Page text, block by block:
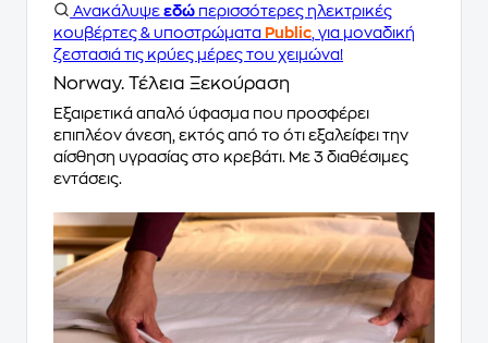
Ανακάλυψε εδώ περισσότερες ηλεκτρικές
κουβέρτες & υποστρώματα Public , για μοναδική
ζεστασιά τις κρύες μέρες του χειμώνα!
Norway. Τέλεια Ξεκούραση
Εξαιρετικά απαλό ύφασμα που προσφέρει
επιπλέον άνεση, εκτός από το ότι εξαλείφει την
αίσθηση υγρασίας στο κρεβάτι. Με 3 διαθέσιμες
εντάσεις.